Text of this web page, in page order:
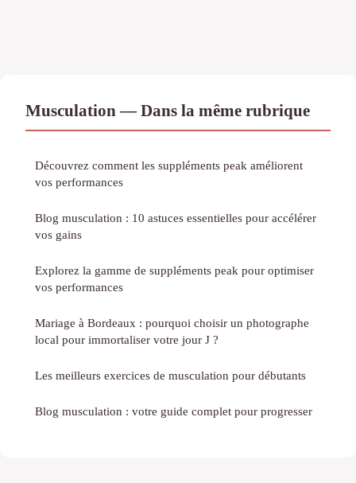
Musculation — Dans la même rubrique
Découvrez comment les suppléments peak améliorent
vos performances
Blog musculation : 10 astuces essentielles pour accélérer
vos gains
Explorez la gamme de suppléments peak pour optimiser
vos performances
Mariage à Bordeaux : pourquoi choisir un photographe
local pour immortaliser votre jour J ?
Les meilleurs exercices de musculation pour débutants
Blog musculation : votre guide complet pour progresser